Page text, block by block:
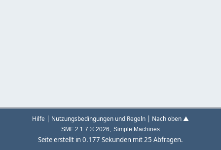
Hilfe | Nutzungsbedingungen und Regeln | Nach oben ▲
SMF 2.1.7 © 2026, Simple Machines
Seite erstellt in 0.177 Sekunden mit 25 Abfragen.